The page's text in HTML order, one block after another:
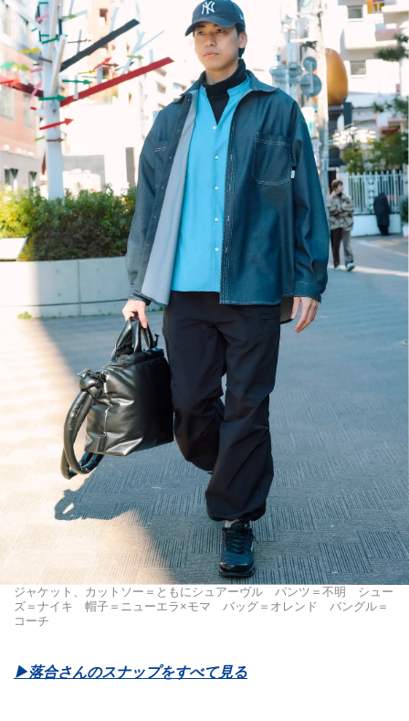
ジャケット、カットソー＝ともにシュアーヴル パンツ＝不明 シュー
ズ＝ナイキ 帽子＝ニューエラ×モマ バッグ＝オレンド バングル＝
コーチ
▶︎落合さんのスナップをすべて見る